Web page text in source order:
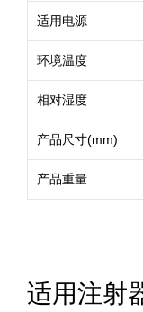
适用电源
环境温度
相对湿度
产品尺寸(mm)
产品重量
适用注射